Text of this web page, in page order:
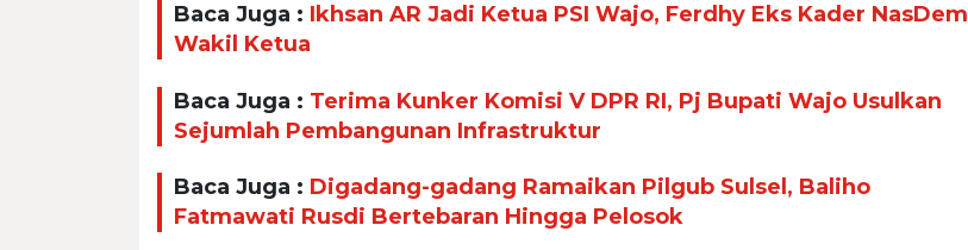
Baca Juga : Ikhsan AR Jadi Ketua PSI Wajo, Ferdhy Eks Kader NasDem
Wakil Ketua
Baca Juga : Terima Kunker Komisi V DPR RI, Pj Bupati Wajo Usulkan
Sejumlah Pembangunan Infrastruktur
Baca Juga : Digadang-gadang Ramaikan Pilgub Sulsel, Baliho
Fatmawati Rusdi Bertebaran Hingga Pelosok